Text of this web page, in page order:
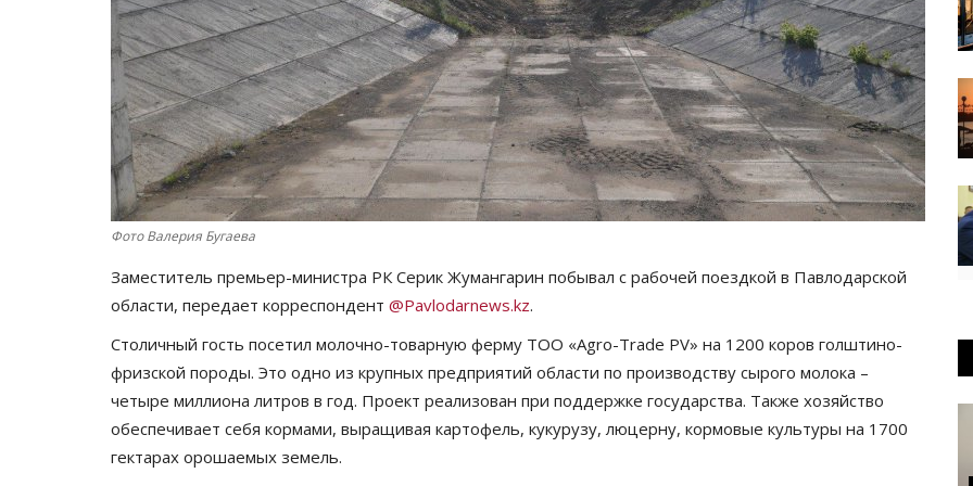
Фото Валерия Бугаева
Заместитель премьер-министра РК Серик Жумангарин побывал с рабочей поездкой в Павлодарской
области, передает корреспондент @Pavlodarnews.kz.
Столичный гость посетил молочно-товарную ферму ТОО «Аgro-Tradе PV» на 1200 коров голштино-
фризской породы. Это одно из крупных предприятий области по производству сырого молока –
четыре миллиона литров в год. Проект реализован при поддержке государства. Также хозяйство
обеспечивает себя кормами, выращивая картофель, кукурузу, люцерну, кормовые культуры на 1700
гектарах орошаемых земель.